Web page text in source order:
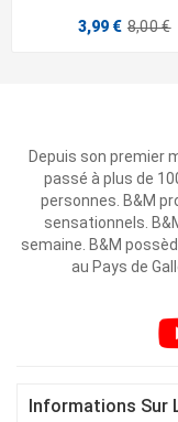
3,99 € 8,00 €
Depuis son premier
passé à plus de
personnes. B&M
sensationnels.
semaine. B&M
au Pays de
Informations Sur